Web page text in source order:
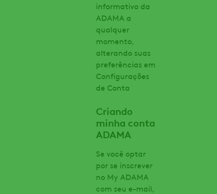
informativo da
ADAMA a
qualquer
momento,
alterando suas
preferências em
Configurações
de Conta
Criando
minha conta
ADAMA
Se você optar
por se inscrever
no My ADAMA
com seu e-mail,